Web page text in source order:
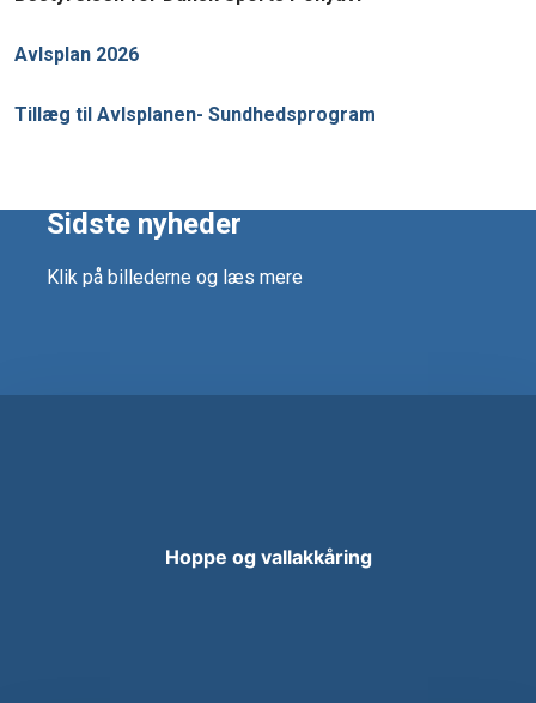
Avlsplan 2026
Tillæg til Avlsplanen- Sundhedsprogram
Sidste nyheder
Klik på billederne og læs mere
Hoppe og vallakkåring